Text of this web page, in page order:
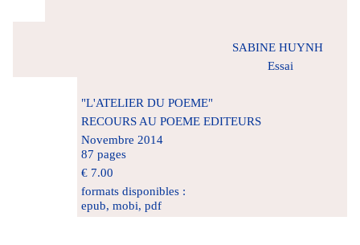
SABINE HUYNH
Essai
"L'ATELIER DU POEME"
RECOURS AU POEME EDITEURS
Novembre 2014
87 pages
€ 7.00
formats disponibles :
epub, mobi, pdf